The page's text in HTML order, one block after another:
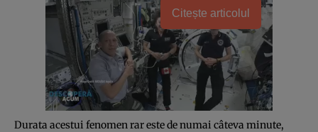
Citește articolul
Durata acestui fenomen rar este de numai câteva minute,